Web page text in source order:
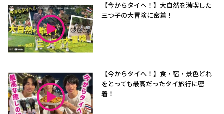
【今からタイへ！】大自然を満喫した
三つ子の大冒険に密着！
【今からタイへ！】食・宿・景色どれ
をとっても最高だったタイ旅行に密
着！